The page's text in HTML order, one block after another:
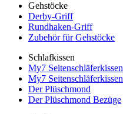
Gehstöcke
Derby-Griff
Rundhaken-Griff
Zubehör für Gehstöcke
Schlafkissen
My7 Seitenschläferkissen
My7
Der Plüschmond
Der Plüschmond Bezüge